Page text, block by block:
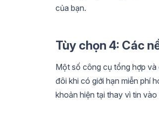
của bạn.
Tùy chọn 4: Các
Một số công cụ tổng hợp
đôi khi có giới hạn miễn phí
khoản hiện tại thay vì tin